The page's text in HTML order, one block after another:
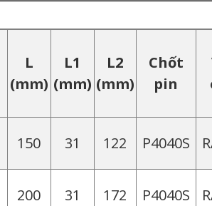
L
(mm)
L1
(mm)
L2
(mm)
Chốt
pin
150 31 122 P4040S
200 31 172 P4040S